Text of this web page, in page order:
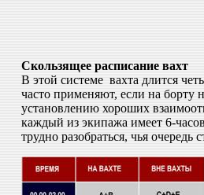
Скользящее расписание вахт
В этой системе вахта длится
часто применяют, если на борту
установлению хороших
каждый из экипажа имеет 6-
трудно разобраться, чья